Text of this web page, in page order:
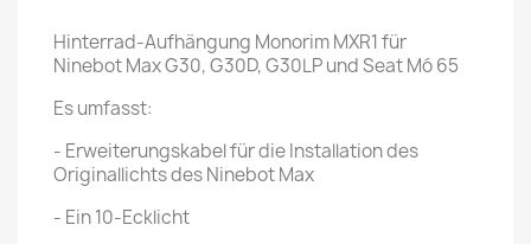
Hinterrad-Aufhängung Monorim MXR1 für
Ninebot Max G30, G30D, G30LP und Seat Mó 65
Es umfasst:
- Erweiterungskabel für die Installation des
Originallichts des Ninebot Max
- Ein 10-Ecklicht